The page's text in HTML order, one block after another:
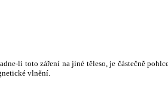
li toto záření na jiné těleso, je částečně
vlnění.